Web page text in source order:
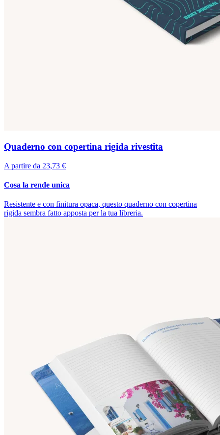
Quaderno con copertina rigida rivestita
A partire da 23,73 €
Cosa la rende unica
Resistente e con finitura opaca, questo quaderno con copertina
rigida sembra fatto apposta per la tua libreria.